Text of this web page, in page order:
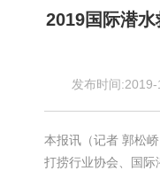
2019国际潜
发布时间
本报讯（记者 郭松
打捞行业协会、国际